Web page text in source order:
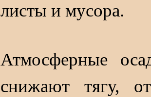
листы и мусора.
Атмосферные
снижают тягу,